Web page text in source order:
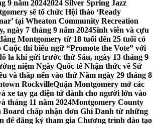
9 năm 20242024 Silver Spring Jazz
sẽ tổ chức Hội thảo ‘Ready
tại Wheaton Community Recreation
ngày 7 tháng 9 năm 2024Sinh viên và cựu
Montgomery từ 18 tuổi đến 25 tuổi có
Cuộc thi biểu ngữ “Promote the Vote” với
la khi gửi trước thứ Sáu, ngày 13 tháng 9
niệm Ngày Quốc tế Nhận thức về Sử
và thắp nến vào thứ Năm ngày 29 tháng 8
RockvilleQuận Montgomery mở các
xe tay ga điện tử dành cho người lớn vào
tháng 11 năm 2024Montgomery County
Board chấp nhận đơn Ghi Danh từ những
để đăng ký tham gia Chương trình đào tạo